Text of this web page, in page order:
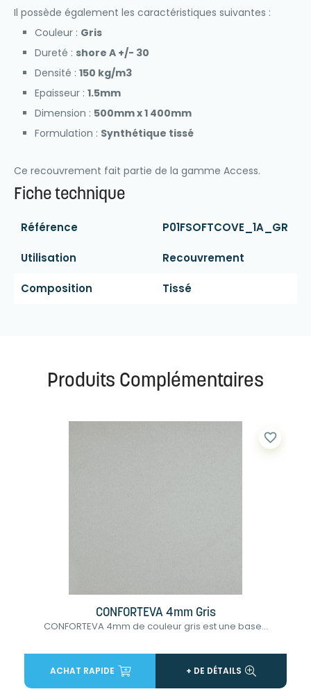
Il possède également les caractéristiques suivantes :
Couleur : Gris
Dureté : shore A +/- 30
Densité : 150 kg/m3
Epaisseur : 1.5mm
Dimension : 500mm x 1 400mm
Formulation : Synthétique tissé
Ce recouvrement fait partie de la gamme Access.
Fiche technique
Référence P01FSOFTCOVE_1A_GR
Utilisation Recouvrement
Composition Tissé
Produits Complémentaires
CONFORTEVA 4mm Gris
CONFORTEVA 4mm de couleur gris est une base...
favorite_border
ACHAT RAPIDE + DE DÉTAILS